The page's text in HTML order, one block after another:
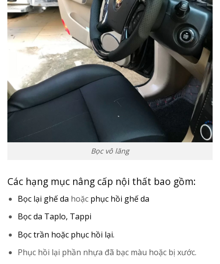
Bọc vô lăng
Các hạng mục nâng cấp nội thất bao gồm:
Bọc lại ghế da hoặc phục hồi ghế da
Bọc da Taplo, Tappi
Bọc trần hoặc phục hồi lại.
Phục hồi lại phần nhựa đã bạc màu hoặc bị xước.